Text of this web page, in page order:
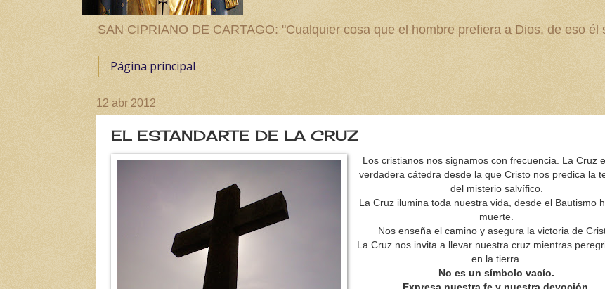
SAN CIPRIANO DE CARTAGO: "Cualquier cosa que el hombre prefiera a Dios, de eso él
Página principal
12 abr 2012
EL ESTANDARTE DE LA CRUZ
Los cristianos nos signamos con frecuencia. La Cruz
verdadera cátedra desde la que Cristo nos predica la
del misterio salvífico.
La Cruz ilumina toda nuestra vida, desde el Bautismo
muerte.
Nos enseña el camino y asegura la victoria de
La Cruz nos invita a llevar nuestra cruz mientras
en la tierra.
No es un símbolo vacío.